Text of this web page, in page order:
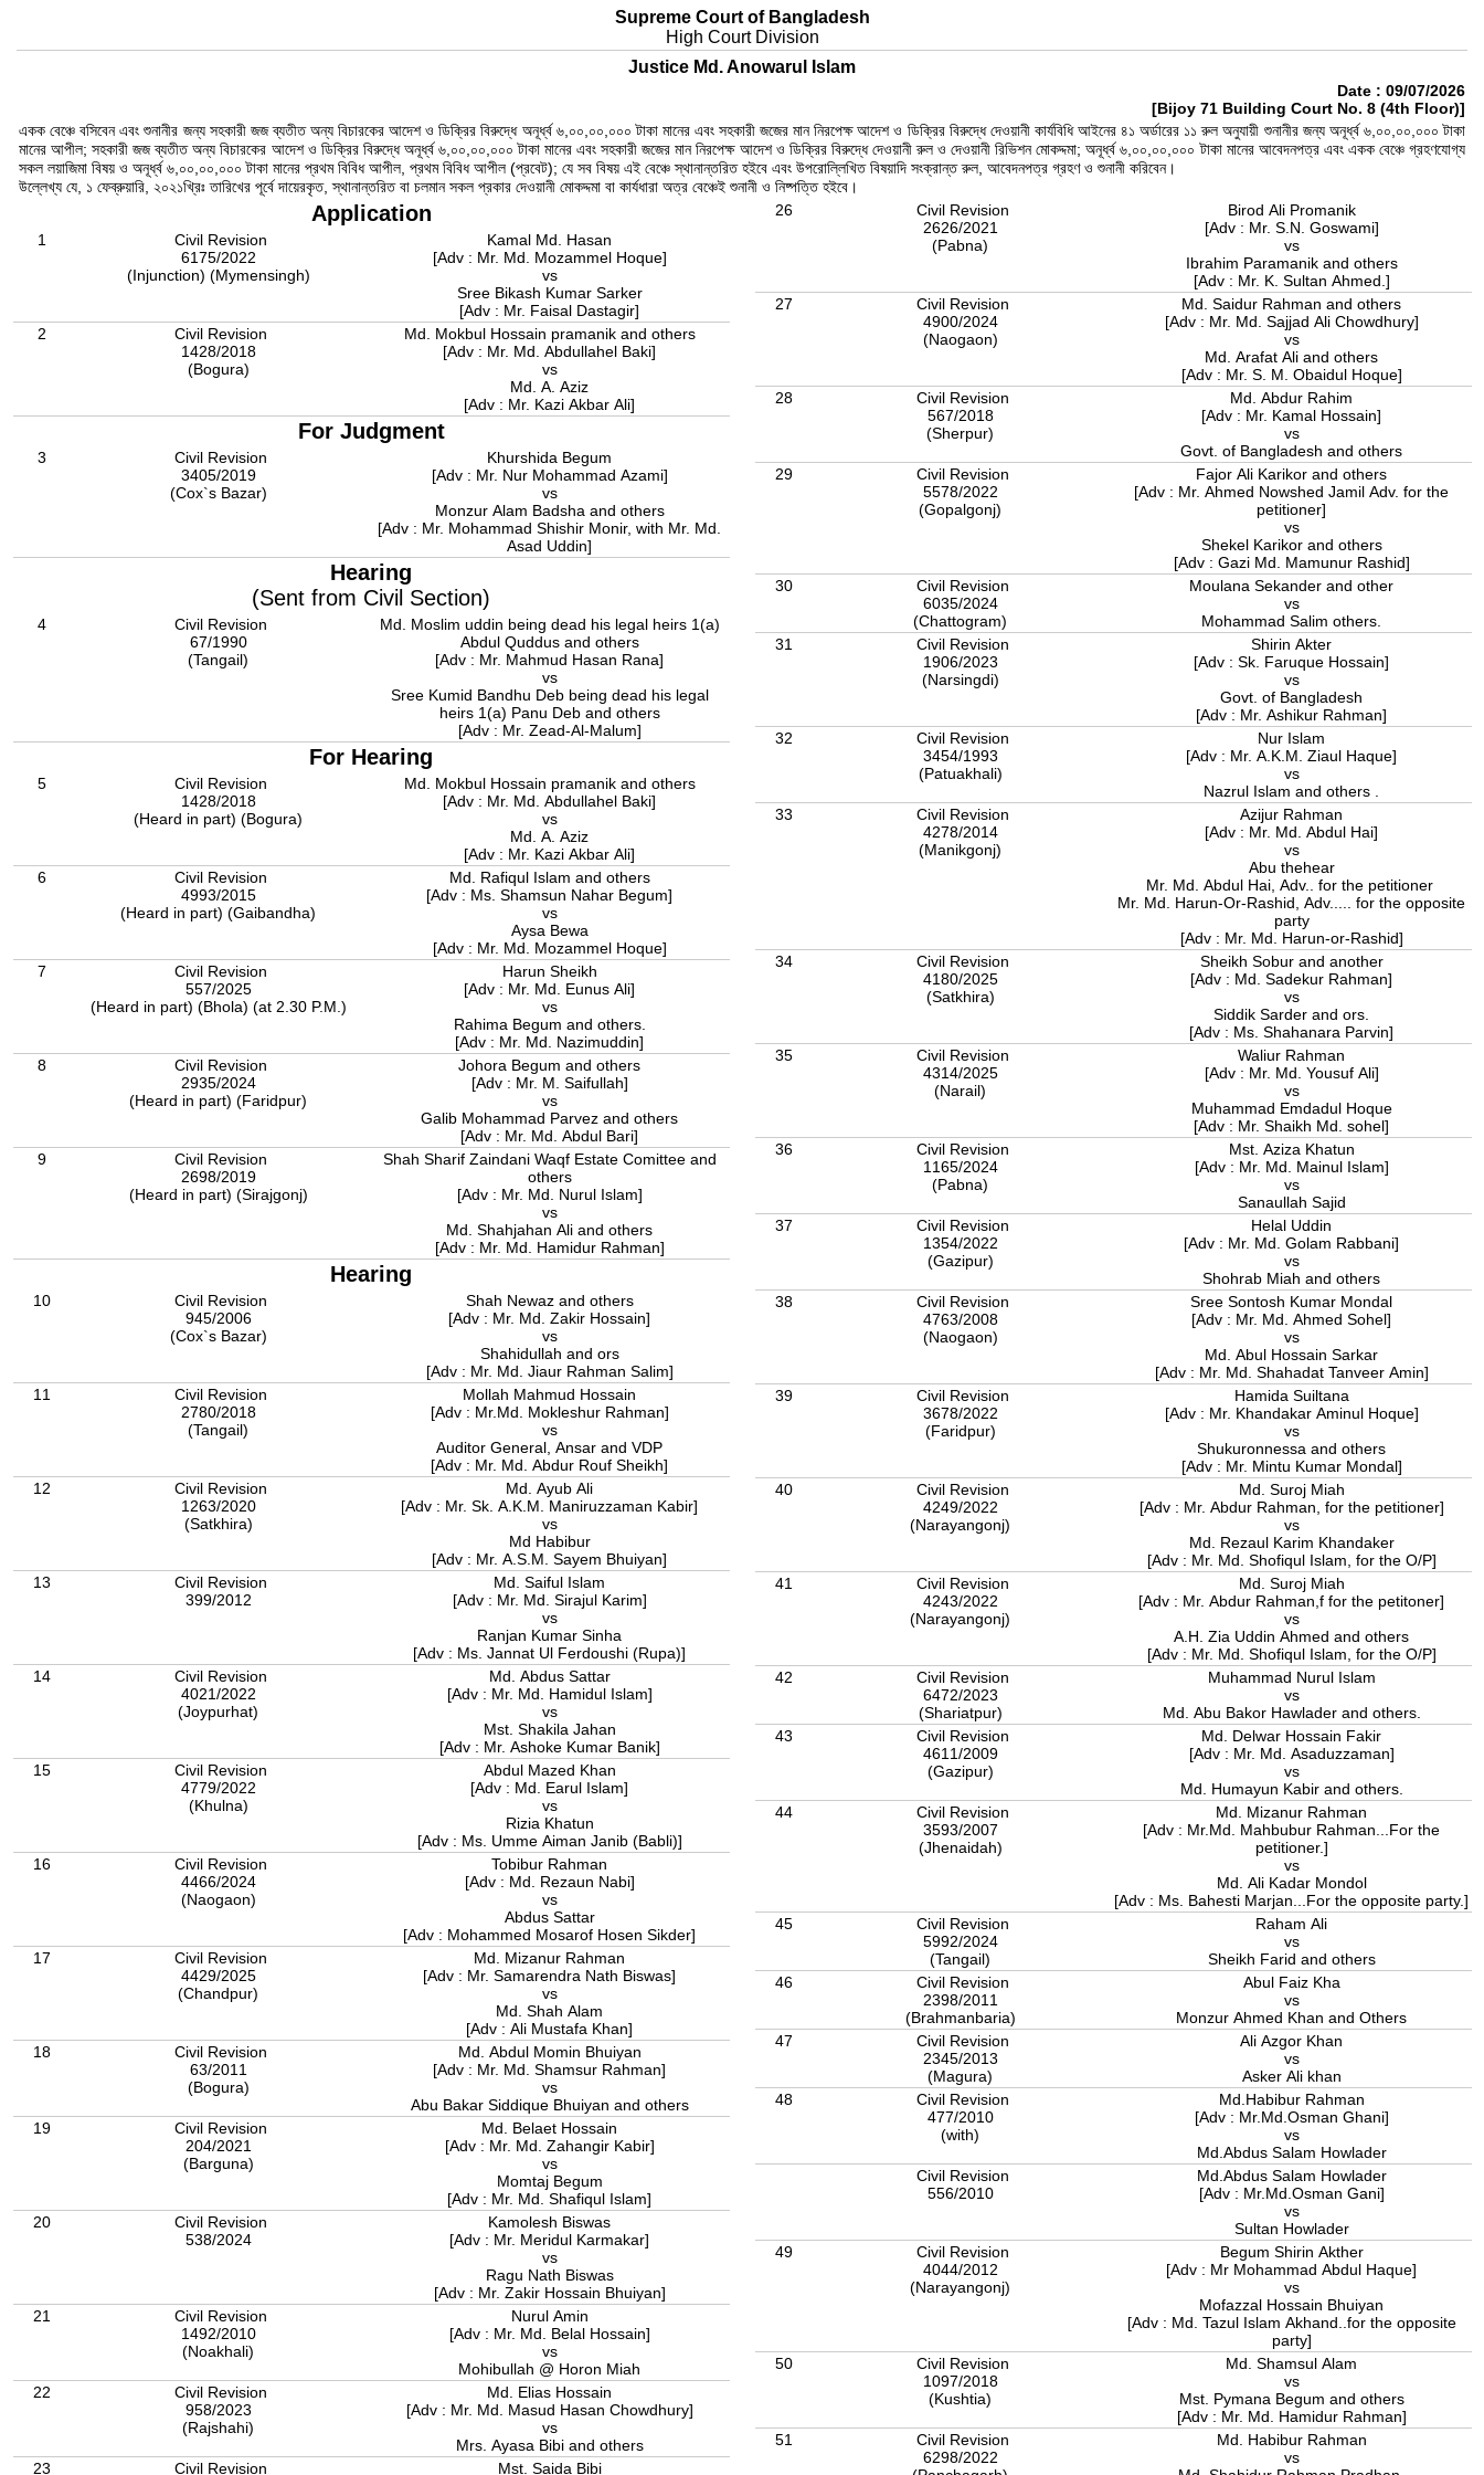
Supreme Court of Bangladesh
High Court Division
Justice Md. Anowarul Islam
Date : 09/07/2026
[Bijoy 71 Building Court No. 8 (4th Floor)]
একক বেঞ্চে বসিবেন এবং শুনানীর জন্য সহকারী জজ ব্যতীত অন্য বিচারকের আদেশ ও ডিক্রির বিরুদ্ধে অনূর্ধ্ব ৬,০০,০০,০০০ টাকা মানের এবং সহকারী জজের মান নিরপেক্ষ আদেশ ও ডিক্রির বিরুদ্ধে দেওয়ানী কার্যবিধি আইনের ৪১ অর্ডারের ১১ রুল অনুযায়ী শুনানীর জন্য অনূর্ধ্ব ৬,০০,০০,০০০ টাকা
মানের আপীল; সহকারী জজ ব্যতীত অন্য বিচারকের আদেশ ও ডিক্রির বিরুদ্ধে অনূর্ধ্ব ৬,০০,০০,০০০ টাকা মানের এবং সহকারী জজের মান নিরপেক্ষ আদেশ ও ডিক্রির বিরুদ্ধে দেওয়ানী রুল ও দেওয়ানী রিভিশন মোকদ্দমা; অনূর্ধ্ব ৬,০০,০০,০০০ টাকা মানের আবেদনপত্র এবং একক বেঞ্চে গ্রহণযোগ্য
সকল লয়াজিমা বিষয় ও অনূর্ধ্ব ৬,০০,০০,০০০ টাকা মানের প্রথম বিবিধ আপীল, প্রথম বিবিধ আপীল (প্রবেট); যে সব বিষয় এই বেঞ্চে স্থানান্তরিত হইবে এবং উপরোল্লিখিত বিষয়াদি সংক্রান্ত রুল, আবেদনপত্র গ্রহণ ও শুনানী করিবেন।
উল্লেখ্য যে, ১ ফেব্রুয়ারি, ২০২১খ্রিঃ তারিখের পূর্বে দায়েরকৃত, স্থানান্তরিত বা চলমান সকল প্রকার দেওয়ানী মোকদ্দমা বা কার্যধারা অত্র বেঞ্চেই শুনানী ও নিষ্পত্তি হইবে।
Application
1
Civil Revision
6175/2022
(Injunction) (Mymensingh)
Kamal Md. Hasan
[Adv : Mr. Md. Mozammel Hoque]
vs
Sree Bikash Kumar Sarker
[Adv : Mr. Faisal Dastagir]
2
Civil Revision
1428/2018
(Bogura)
Md. Mokbul Hossain pramanik and others
[Adv : Mr. Md. Abdullahel Baki]
vs
Md. A. Aziz
[Adv : Mr. Kazi Akbar Ali]
For Judgment
3
Civil Revision
3405/2019
(Cox`s Bazar)
Khurshida Begum
[Adv : Mr. Nur Mohammad Azami]
vs
Monzur Alam Badsha and others
[Adv : Mr. Mohammad Shishir Monir, with Mr. Md.
Asad Uddin]
Hearing
(Sent from Civil Section)
4
Civil Revision
67/1990
(Tangail)
Md. Moslim uddin being dead his legal heirs 1(a)
Abdul Quddus and others
[Adv : Mr. Mahmud Hasan Rana]
vs
Sree Kumid Bandhu Deb being dead his legal
heirs 1(a) Panu Deb and others
[Adv : Mr. Zead-Al-Malum]
For Hearing
5
Civil Revision
1428/2018
(Heard in part) (Bogura)
Md. Mokbul Hossain pramanik and others
[Adv : Mr. Md. Abdullahel Baki]
vs
Md. A. Aziz
[Adv : Mr. Kazi Akbar Ali]
6
Civil Revision
4993/2015
(Heard in part) (Gaibandha)
Md. Rafiqul Islam and others
[Adv : Ms. Shamsun Nahar Begum]
vs
Aysa Bewa
[Adv : Mr. Md. Mozammel Hoque]
7
Civil Revision
557/2025
(Heard in part) (Bhola) (at 2.30 P.M.)
Harun Sheikh
[Adv : Mr. Md. Eunus Ali]
vs
Rahima Begum and others.
[Adv : Mr. Md. Nazimuddin]
8
Civil Revision
2935/2024
(Heard in part) (Faridpur)
Johora Begum and others
[Adv : Mr. M. Saifullah]
vs
Galib Mohammad Parvez and others
[Adv : Mr. Md. Abdul Bari]
9
Civil Revision
2698/2019
(Heard in part) (Sirajgonj)
Shah Sharif Zaindani Waqf Estate Comittee and
others
[Adv : Mr. Md. Nurul Islam]
vs
Md. Shahjahan Ali and others
[Adv : Mr. Md. Hamidur Rahman]
Hearing
10
Civil Revision
945/2006
(Cox`s Bazar)
Shah Newaz and others
[Adv : Mr. Md. Zakir Hossain]
vs
Shahidullah and ors
[Adv : Mr. Md. Jiaur Rahman Salim]
11
Civil Revision
2780/2018
(Tangail)
Mollah Mahmud Hossain
[Adv : Mr.Md. Mokleshur Rahman]
vs
Auditor General, Ansar and VDP
[Adv : Mr. Md. Abdur Rouf Sheikh]
12
Civil Revision
1263/2020
(Satkhira)
Md. Ayub Ali
[Adv : Mr. Sk. A.K.M. Maniruzzaman Kabir]
vs
Md Habibur
[Adv : Mr. A.S.M. Sayem Bhuiyan]
13
Civil Revision
399/2012
Md. Saiful Islam
[Adv : Mr. Md. Sirajul Karim]
vs
Ranjan Kumar Sinha
[Adv : Ms. Jannat Ul Ferdoushi (Rupa)]
14
Civil Revision
4021/2022
(Joypurhat)
Md. Abdus Sattar
[Adv : Mr. Md. Hamidul Islam]
vs
Mst. Shakila Jahan
[Adv : Mr. Ashoke Kumar Banik]
15
Civil Revision
4779/2022
(Khulna)
Abdul Mazed Khan
[Adv : Md. Earul Islam]
vs
Rizia Khatun
[Adv : Ms. Umme Aiman Janib (Babli)]
16
Civil Revision
4466/2024
(Naogaon)
Tobibur Rahman
[Adv : Md. Rezaun Nabi]
vs
Abdus Sattar
[Adv : Mohammed Mosarof Hosen Sikder]
17
Civil Revision
4429/2025
(Chandpur)
Md. Mizanur Rahman
[Adv : Mr. Samarendra Nath Biswas]
vs
Md. Shah Alam
[Adv : Ali Mustafa Khan]
18
Civil Revision
63/2011
(Bogura)
Md. Abdul Momin Bhuiyan
[Adv : Mr. Md. Shamsur Rahman]
vs
Abu Bakar Siddique Bhuiyan and others
19
Civil Revision
204/2021
(Barguna)
Md. Belaet Hossain
[Adv : Mr. Md. Zahangir Kabir]
vs
Momtaj Begum
[Adv : Mr. Md. Shafiqul Islam]
20
Civil Revision
538/2024
Kamolesh Biswas
[Adv : Mr. Meridul Karmakar]
vs
Ragu Nath Biswas
[Adv : Mr. Zakir Hossain Bhuiyan]
21
Civil Revision
1492/2010
(Noakhali)
Nurul Amin
[Adv : Mr. Md. Belal Hossain]
vs
Mohibullah @ Horon Miah
22
Civil Revision
958/2023
(Rajshahi)
Md. Elias Hossain
[Adv : Mr. Md. Masud Hasan Chowdhury]
vs
Mrs. Ayasa Bibi and others
23
Civil Revision Mst. Saida Bibi
26
Civil Revision
2626/2021
(Pabna)
Birod Ali Promanik
[Adv : Mr. S.N. Goswami]
vs
Ibrahim Paramanik and others
[Adv : Mr. K. Sultan Ahmed.]
27
Civil Revision
4900/2024
(Naogaon)
Md. Saidur Rahman and others
[Adv : Mr. Md. Sajjad Ali Chowdhury]
vs
Md. Arafat Ali and others
[Adv : Mr. S. M. Obaidul Hoque]
28
Civil Revision
567/2018
(Sherpur)
Md. Abdur Rahim
[Adv : Mr. Kamal Hossain]
vs
Govt. of Bangladesh and others
29
Civil Revision
5578/2022
(Gopalgonj)
Fajor Ali Karikor and others
[Adv : Mr. Ahmed Nowshed Jamil Adv. for the
petitioner]
vs
Shekel Karikor and others
[Adv : Gazi Md. Mamunur Rashid]
30
Civil Revision
6035/2024
(Chattogram)
Moulana Sekander and other
vs
Mohammad Salim others.
31
Civil Revision
1906/2023
(Narsingdi)
Shirin Akter
[Adv : Sk. Faruque Hossain]
vs
Govt. of Bangladesh
[Adv : Mr. Ashikur Rahman]
32
Civil Revision
3454/1993
(Patuakhali)
Nur Islam
[Adv : Mr. A.K.M. Ziaul Haque]
vs
Nazrul Islam and others .
33
Civil Revision
4278/2014
(Manikgonj)
Azijur Rahman
[Adv : Mr. Md. Abdul Hai]
vs
Abu thehear
Mr. Md. Abdul Hai, Adv.. for the petitioner
Mr. Md. Harun-Or-Rashid, Adv..... for the opposite
party
[Adv : Mr. Md. Harun-or-Rashid]
34
Civil Revision
4180/2025
(Satkhira)
Sheikh Sobur and another
[Adv : Md. Sadekur Rahman]
vs
Siddik Sarder and ors.
[Adv : Ms. Shahanara Parvin]
35
Civil Revision
4314/2025
(Narail)
Waliur Rahman
[Adv : Mr. Md. Yousuf Ali]
vs
Muhammad Emdadul Hoque
[Adv : Mr. Shaikh Md. sohel]
36
Civil Revision
1165/2024
(Pabna)
Mst. Aziza Khatun
[Adv : Mr. Md. Mainul Islam]
vs
Sanaullah Sajid
37
Civil Revision
1354/2022
(Gazipur)
Helal Uddin
[Adv : Mr. Md. Golam Rabbani]
vs
Shohrab Miah and others
38
Civil Revision
4763/2008
(Naogaon)
Sree Sontosh Kumar Mondal
[Adv : Mr. Md. Ahmed Sohel]
vs
Md. Abul Hossain Sarkar
[Adv : Mr. Md. Shahadat Tanveer Amin]
39
Civil Revision
3678/2022
(Faridpur)
Hamida Suiltana
[Adv : Mr. Khandakar Aminul Hoque]
vs
Shukuronnessa and others
[Adv : Mr. Mintu Kumar Mondal]
40
Civil Revision
4249/2022
(Narayangonj)
Md. Suroj Miah
[Adv : Mr. Abdur Rahman, for the petitioner]
vs
Md. Rezaul Karim Khandaker
[Adv : Mr. Md. Shofiqul Islam, for the O/P]
41
Civil Revision
4243/2022
(Narayangonj)
Md. Suroj Miah
[Adv : Mr. Abdur Rahman,f for the petitoner]
vs
A.H. Zia Uddin Ahmed and others
[Adv : Mr. Md. Shofiqul Islam, for the O/P]
42
Civil Revision
6472/2023
(Shariatpur)
Muhammad Nurul Islam
vs
Md. Abu Bakor Hawlader and others.
43
Civil Revision
4611/2009
(Gazipur)
Md. Delwar Hossain Fakir
[Adv : Mr. Md. Asaduzzaman]
vs
Md. Humayun Kabir and others.
44
Civil Revision
3593/2007
(Jhenaidah)
Md. Mizanur Rahman
[Adv : Mr.Md. Mahbubur Rahman...For the
petitioner.]
vs
Md. Ali Kadar Mondol
[Adv : Ms. Bahesti Marjan...For the opposite party.]
45
Civil Revision
5992/2024
(Tangail)
Raham Ali
vs
Sheikh Farid and others
46
Civil Revision
2398/2011
(Brahmanbaria)
Abul Faiz Kha
vs
Monzur Ahmed Khan and Others
47
Civil Revision
2345/2013
(Magura)
Ali Azgor Khan
vs
Asker Ali khan
48
Civil Revision
477/2010
(with)
Md.Habibur Rahman
[Adv : Mr.Md.Osman Ghani]
vs
Md.Abdus Salam Howlader
Civil Revision
556/2010
Md.Abdus Salam Howlader
[Adv : Mr.Md.Osman Gani]
vs
Sultan Howlader
49
Civil Revision
4044/2012
(Narayangonj)
Begum Shirin Akther
[Adv : Mr Mohammad Abdul Haque]
vs
Mofazzal Hossain Bhuiyan
[Adv : Md. Tazul Islam Akhand..for the opposite
party]
50
Civil Revision
1097/2018
(Kushtia)
Md. Shamsul Alam
vs
Mst. Pymana Begum and others
[Adv : Mr. Md. Hamidur Rahman]
51
Civil Revision
6298/2022
Md. Habibur Rahman
vs